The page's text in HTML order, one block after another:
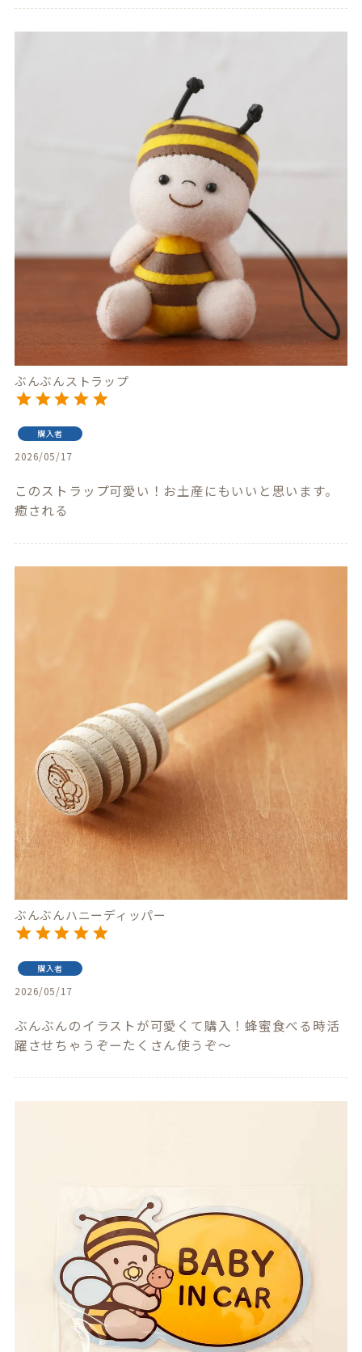
ぶんぶんストラップ
購入者
2026/05/17
このストラップ可愛い！お土産にもいいと思います。
癒される
ぶんぶんハニーディッパー
購入者
2026/05/17
ぶんぶんのイラストが可愛くて購入！蜂蜜食べる時活
躍させちゃうぞーたくさん使うぞ〜